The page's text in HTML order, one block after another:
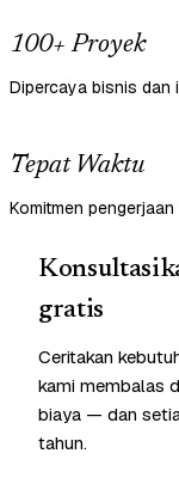
100+ Proyek
Dipercaya bisnis dan
Tepat Waktu
Komitmen
gratis
Ceritakan
kami membalas
biaya — dan
tahun.